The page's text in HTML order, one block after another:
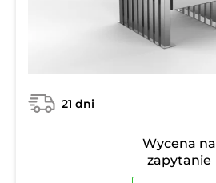
21 dni
Wycena na
zapytanie